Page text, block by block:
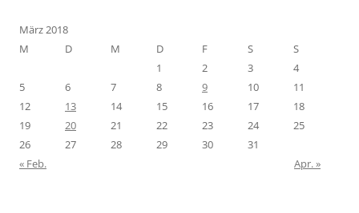
März 2018
M
D M D F S
S
1
2 3
4
5
6 7 8 9 10
11
12
13 14 15 16 17
18
19
20 21 22 23 24
25
26
27 28 29 30
31
« Feb.
Apr. »